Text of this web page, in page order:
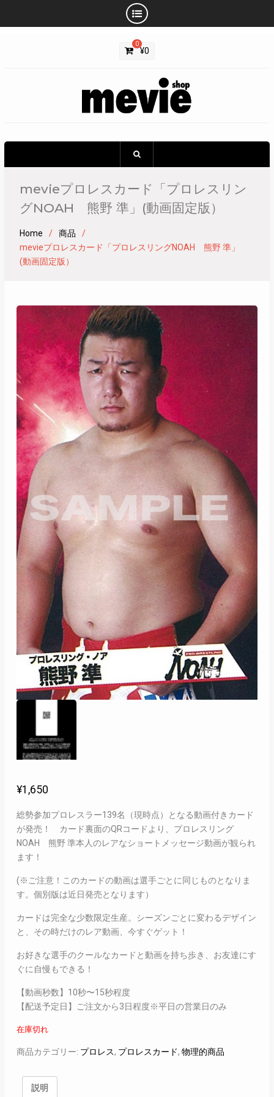
0
¥0
mevieプロレスカード「プロレスリン
グNOAH 熊野 準」(動画固定版）
Home
商品
mevieプロレスカード「プロレスリングNOAH 熊野 準」
(動画固定版）
¥1,650
総勢参加プロレスラー139名（現時点）となる動画付きカード
が発売！ カード裏面のQRコードより、プロレスリング
NOAH 熊野 準本人のレアなショートメッセージ動画が観られ
ます！
(※ご注意！このカードの動画は選手ごとに同じものとなりま
す。個別版は近日発売となります）
カードは完全な少数限定生産。シーズンごとに変わるデザイン
と、その時だけのレア動画、今すぐゲット！
お好きな選手のクールなカードと動画を持ち歩き、お友達にす
ぐに自慢もできる！
【動画秒数】10秒〜15秒程度
【配送予定日】ご注文から3日程度※平日の営業日のみ
在庫切れ
商品カテゴリー: プロレス, プロレスカード, 物理的商品
説明